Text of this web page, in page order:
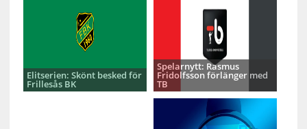
Elitserien: Skönt besked för
Frillesås BK
Spelarnytt: Rasmus
Fridolfsson förlänger med
TB